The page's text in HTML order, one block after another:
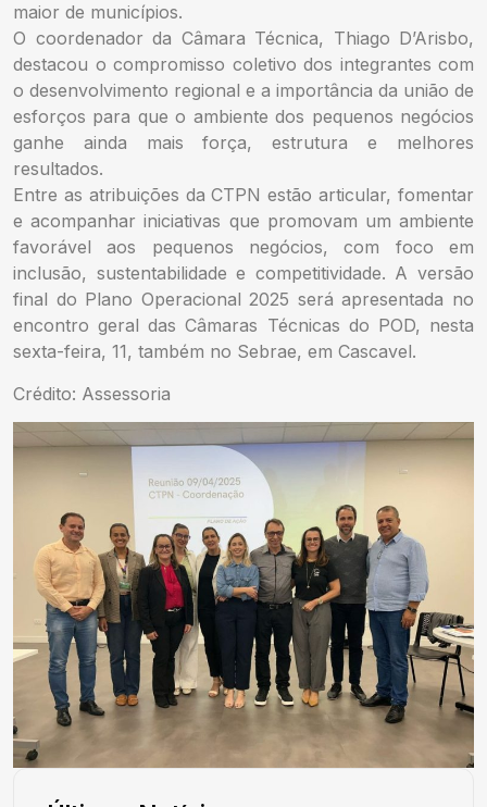
maior de municípios.
O coordenador da Câmara Técnica, Thiago D’Arisbo,
destacou o compromisso coletivo dos integrantes com
o desenvolvimento regional e a importância da união de
esforços para que o ambiente dos pequenos negócios
ganhe ainda mais força, estrutura e melhores
resultados.
Entre as atribuições da CTPN estão articular, fomentar
e acompanhar iniciativas que promovam um ambiente
favorável aos pequenos negócios, com foco em
inclusão, sustentabilidade e competitividade. A versão
final do Plano Operacional 2025 será apresentada no
encontro geral das Câmaras Técnicas do POD, nesta
sexta-feira, 11, também no Sebrae, em Cascavel.
Crédito: Assessoria